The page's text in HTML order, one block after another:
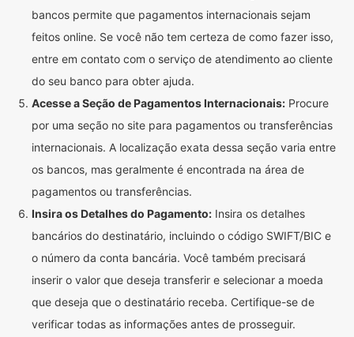
bancos permite que pagamentos internacionais sejam
feitos online. Se você não tem certeza de como fazer isso,
entre em contato com o serviço de atendimento ao cliente
do seu banco para obter ajuda.
Acesse a Seção de Pagamentos Internacionais: Procure
por uma seção no site para pagamentos ou transferências
internacionais. A localização exata dessa seção varia entre
os bancos, mas geralmente é encontrada na área de
pagamentos ou transferências.
Insira os Detalhes do Pagamento: Insira os detalhes
bancários do destinatário, incluindo o código SWIFT/BIC e
o número da conta bancária. Você também precisará
inserir o valor que deseja transferir e selecionar a moeda
que deseja que o destinatário receba. Certifique-se de
verificar todas as informações antes de prosseguir.